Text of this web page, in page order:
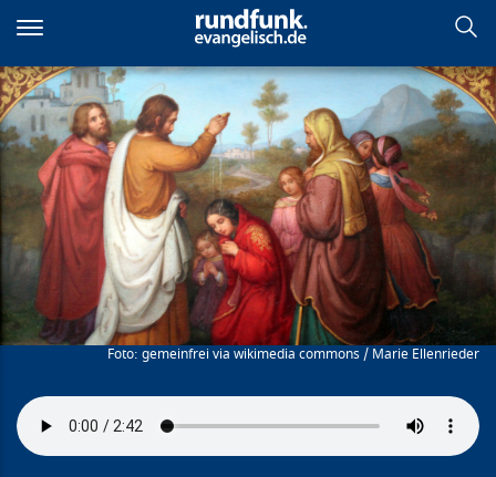
zum
Inhalt
Lydia
gemeinfrei via wikimedia commons / Marie Ellenrieder